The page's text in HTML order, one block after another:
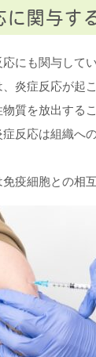
に関与す
にも関与してい
炎症反応が起
質を放出する
反応は組織へ
疫細胞との相